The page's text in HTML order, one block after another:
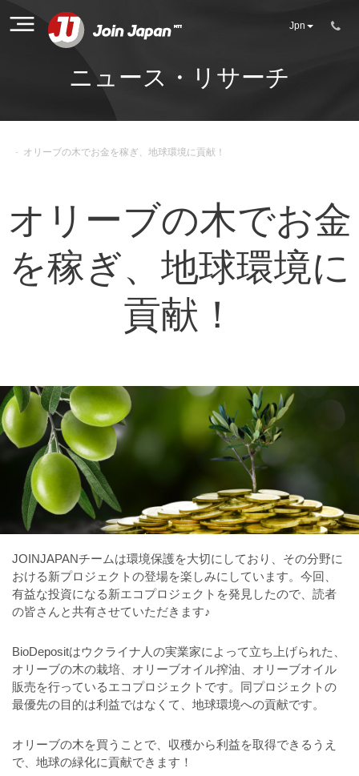
Jpn
ニュース・リサーチ
- オリーブの木でお金を稼ぎ、地球環境に貢献！
オリーブの木でお金
を稼ぎ、地球環境に
貢献！
JOINJAPANチームは環境保護を大切にしており、その分野に
おける新プロジェクトの登場を楽しみにしています。今回、
有益な投資になる新エコプロジェクトを発見したので、読者
の皆さんと共有させていただきます♪
BioDepositはウクライナ人の実業家によって立ち上げられた、
オリーブの木の栽培、オリーブオイル搾油、オリーブオイル
販売を行っているエコプロジェクトです。同プロジェクトの
最優先の目的は利益ではなくて、地球環境への貢献です。
オリーブの木を買うことで、収穫から利益を取得できるうえ
で、地球の緑化に貢献できます！